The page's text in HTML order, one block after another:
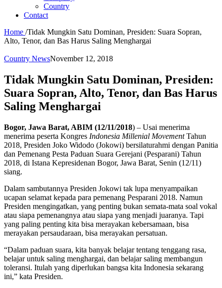
Country
Contact
Home /Tidak Mungkin Satu Dominan, Presiden: Suara Sopran,
Alto, Tenor, dan Bas Harus Saling Menghargai
Country NewsNovember 12, 2018
Tidak Mungkin Satu Dominan, Presiden:
Suara Sopran, Alto, Tenor, dan Bas Harus
Saling Menghargai
Bogor, Jawa Barat, ABIM (12/11/2018) – Usai menerima
menerima peserta Kongres Indonesia Millenial MovementTahun
2018, Presiden Joko Widodo (Jokowi) bersilaturahmi dengan Panitia
dan Pemenang Pesta Paduan Suara Gerejani (Pesparani) Tahun
2018, di Istana Kepresidenan Bogor, Jawa Barat, Senin (12/11)
siang.
Dalam sambutannya Presiden Jokowi tak lupa menyampaikan
ucapan selamat kepada para pemenang Pesparani 2018. Namun
Presiden mengingatkan, yang penting bukan semata-mata soal vokal
atau siapa pemenangnya atau siapa yang menjadi juaranya. Tapi
yang paling penting kita bisa merayakan kebersamaan, bisa
merayakan persaudaraan, bisa merayakan persatuan.
“Dalam paduan suara, kita banyak belajar tentang tenggang rasa,
belajar untuk saling menghargai, dan belajar saling membangun
toleransi. Itulah yang diperlukan bangsa kita Indonesia sekarang
ini,” kata Presiden.